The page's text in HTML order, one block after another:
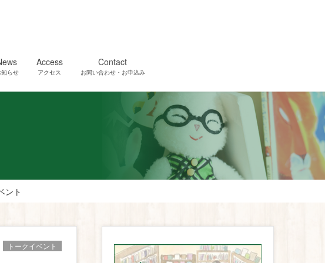
知らせ
Access
アクセス
Contact
お問い合わせ・お申込み
ント
トークイベント